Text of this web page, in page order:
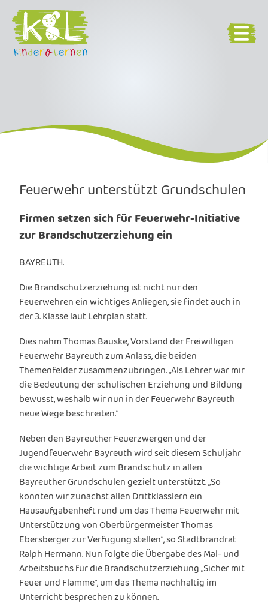
Feuerwehr unterstützt Grundschulen
Firmen setzen sich für Feuerwehr-Initiative
zur Brandschutzerziehung ein
BAYREUTH.
Die Brandschutzerziehung ist nicht nur den
Feuerwehren ein wichtiges Anliegen, sie findet auch in
der 3. Klasse laut Lehrplan statt.
Dies nahm Thomas Bauske, Vorstand der Freiwilligen
Feuerwehr Bayreuth zum Anlass, die beiden
Themenfelder zusammenzubringen. „Als Lehrer war mir
die Bedeutung der schulischen Erziehung und Bildung
bewusst, weshalb wir nun in der Feuerwehr Bayreuth
neue Wege beschreiten.“
Neben den Bayreuther Feuerzwergen und der
Jugendfeuerwehr Bayreuth wird seit diesem Schuljahr
die wichtige Arbeit zum Brandschutz in allen
Bayreuther Grundschulen gezielt unterstützt. „So
konnten wir zunächst allen Drittklässlern ein
Hausaufgabenheft rund um das Thema Feuerwehr mit
Unterstützung von Oberbürgermeister Thomas
Ebersberger zur Verfügung stellen“, so Stadtbrandrat
Ralph Hermann. Nun folgte die Übergabe des Mal- und
Arbeitsbuchs für die Brandschutzerziehung „Sicher mit
Feuer und Flamme“, um das Thema nachhaltig im
Unterricht besprechen zu können.